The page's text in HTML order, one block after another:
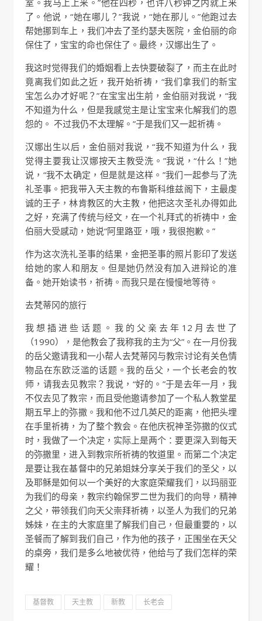
室。我马上上来。”他在四秒，也许八秒钟之内就上来
了。他说，“她在哪儿？”我说，“她在那儿。”他跑过去
帮她挪到车上，我们冲去了圣约瑟夫医院，金伯丽的命
保住了，宝宝的命也保住了。最终，汉娜出生了。
我这时觉得我们的婚姻看上去快要破裂了，而主在此时
竟离我们如此之近，我开始祈祷，“我们拿我们的新宝
宝怎么办才好呢？”在宝宝出生前，金伯丽对我说，“我
不知道为什么，但是我感觉主是让宝宝来化解我们的恩
怨的。 不过我仍不太理解。”于是我们又一起祈祷。
汉娜出生以后，金伯丽对我说，“我不知道为什么，我
觉得主要我让汉娜按天主教受洗。”我说，“什么！”她
说，“我不太确定，但是就是这样。”我们一起参与了洗
礼圣事。把我带入天主教的布鲁斯科维兹阁下，主最虔
诚的王子，林肯教区的大主教，他把这次圣礼办得如此
之好，充满了传统与经文，在一个礼拜式的祈祷中，金
伯丽大受感动，她说“阿里路亚，哦，我很抱歉。”
作为这次洗礼圣事的结果，金把圣事的照片影印了发送
给她的家人和朋友。但是她仍然没有加入进辩论的准
备。她开始读书，祈祷。而我只是在慢慢地等待。
去梵蒂冈的旅行
我想插进些话题。我的父亲去年12月去世了
（1990），是他教会了我称我的主为“父”。在一月份我
的岳父邀请我和一小帮人去梵蒂冈与教宗讨论有关色情
物品在东欧泛滥的话题。我的岳父，一个长老会的牧
师，请我去见教宗？我说，“好的。”于是去年一月，我
不仅去见了教宗，而且受他邀请参加了一个私人教堂星
期五早上的弥撒。我和他不过几英尺的距离，他把头埋
在手里祈祷，为了整个教会。在他庆祝神圣弥撒的仪式
时，我做了一个决定，实际上是两个：要更深入到每天
的弥撒里，进入到教宗所祈祷的牧道里。而第二个决定
是要让我在基督中的兄弟姐妹分享关于我们的圣父，以
及耶稣是如何以一个美好的大家庭荣耀我们，以玛丽亚
为我们的母亲，教宗约翰保罗二世为我们的向导，精神
之父，带领我们向天父崇拜祈祷，以圣人为我们的兄弟
姊妹，在主的大家庭里了解我们自己，但最重要的，以
圣餐而了解到我们自己，作为他的孩子，正围坐在天父
的桌旁，我们是多么地被优待，他给与了我们怎样的荣
耀！
基督教 天主教 新教 长老会